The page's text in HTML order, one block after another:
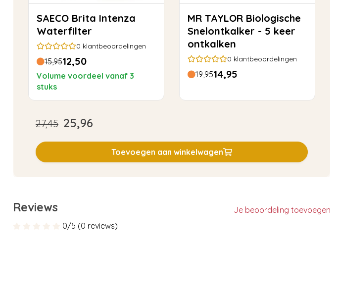
SAECO Brita Intenza
Waterfilter
0 klantbeoordelingen
15,9512,50
Volume voordeel vanaf 3
stuks
MR TAYLOR Biologische
Snelontkalker - 5 keer
ontkalken
0 klantbeoordelingen
19,9514,95
27,45 25,96
Toevoegen aan winkelwagen
Reviews
Je beoordeling toevoegen
0/5 (0 reviews)